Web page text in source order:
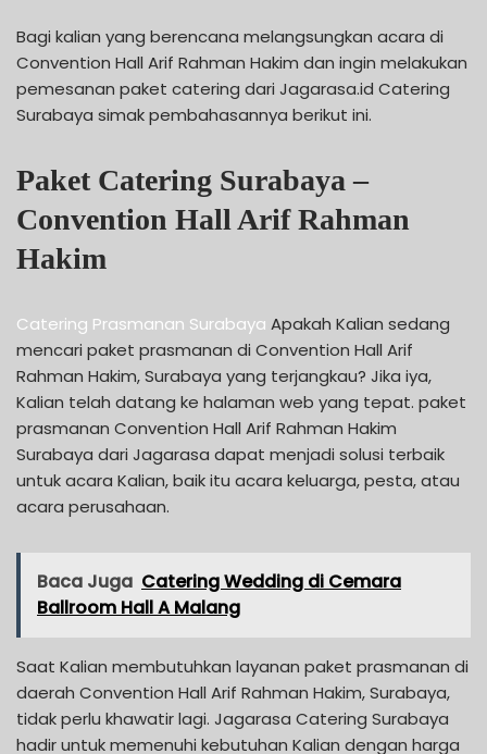
Bagi kalian yang berencana melangsungkan acara di
Convention Hall Arif Rahman Hakim dan ingin melakukan
pemesanan paket catering dari Jagarasa.id Catering
Surabaya simak pembahasannya berikut ini.
Paket Catering Surabaya –
Convention Hall Arif Rahman
Hakim
Catering Prasmanan Surabaya Apakah Kalian sedang
mencari paket prasmanan di Convention Hall Arif
Rahman Hakim, Surabaya yang terjangkau? Jika iya,
Kalian telah datang ke halaman web yang tepat. paket
prasmanan Convention Hall Arif Rahman Hakim
Surabaya dari Jagarasa dapat menjadi solusi terbaik
untuk acara Kalian, baik itu acara keluarga, pesta, atau
acara perusahaan.
Baca Juga Catering Wedding di Cemara
Ballroom Hall A Malang
Saat Kalian membutuhkan layanan paket prasmanan di
daerah Convention Hall Arif Rahman Hakim, Surabaya,
tidak perlu khawatir lagi. Jagarasa Catering Surabaya
hadir untuk memenuhi kebutuhan Kalian dengan harga